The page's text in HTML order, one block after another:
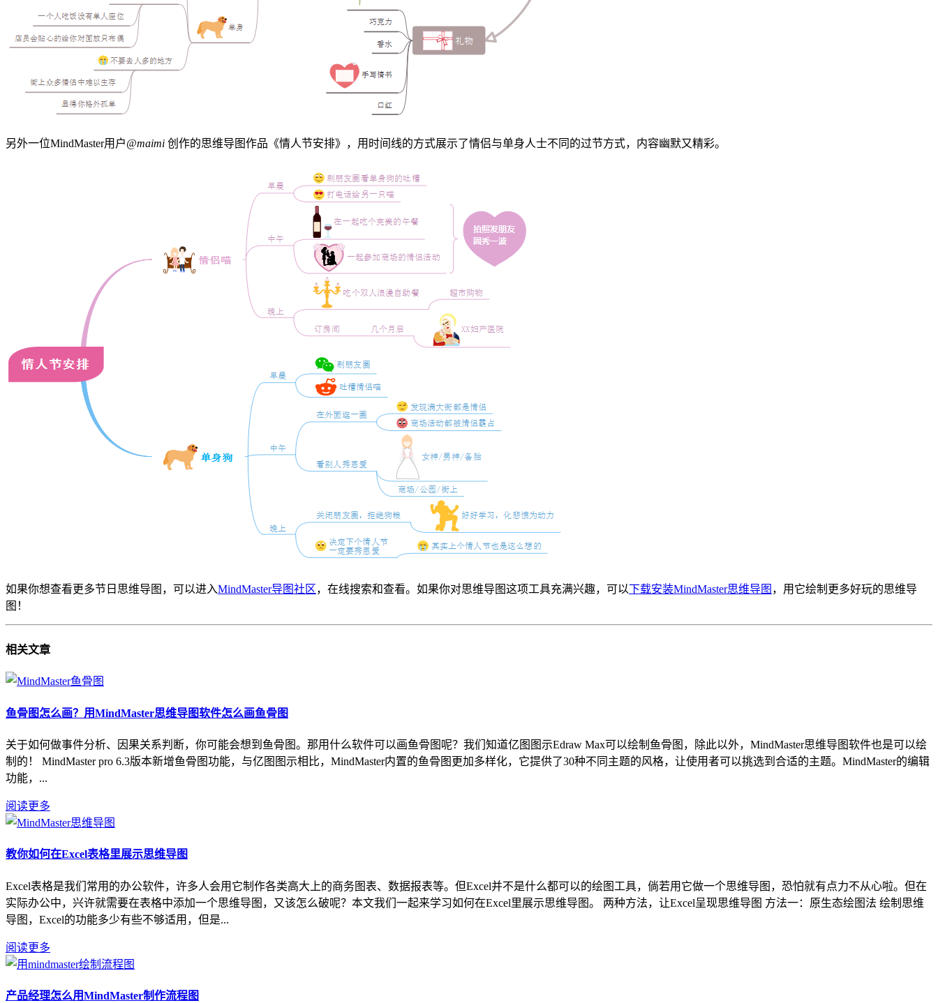
另外一位MindMaster用户@maimi 创作的思维导图作品《情人节安排》，用时间线的方式展示了情侣与单身人士不同的过节方式，内容幽默又精彩。
如果你想查看更多节日思维导图，可以进入MindMaster导图社区，在线搜索和查看。如果你对思维导图这项工具充满兴趣，可以下载安装MindMaster思维导图 ，用它绘制更多好玩的思维导
图！
相关文章
鱼骨图怎么画？用MindMaster思维导图软件怎么画鱼骨图
关于如何做事件分析、因果关系判断，你可能会想到鱼骨图。那用什么软件可以画鱼骨图呢？我们知道亿图图示Edraw Max可以绘制鱼骨图，除此以外，MindMaster思维导图软件也是可以绘
制的！ MindMaster pro 6.3版本新增鱼骨图功能，与亿图图示相比，MindMaster内置的鱼骨图更加多样化，它提供了30种不同主题的风格，让使用者可以挑选到合适的主题。MindMaster的编辑
功能，...
阅读更多
教你如何在Excel表格里展示思维导图
Excel表格是我们常用的办公软件，许多人会用它制作各类高大上的商务图表、数据报表等。但Excel并不是什么都可以的绘图工具，倘若用它做一个思维导图，恐怕就有点力不从心啦。但在
实际办公中，兴许就需要在表格中添加一个思维导图，又该怎么破呢？本文我们一起来学习如何在Excel里展示思维导图。 两种方法，让Excel呈现思维导图 方法一：原生态绘图法 绘制思维
导图，Excel的功能多少有些不够适用，但是...
阅读更多
产品经理怎么用MindMaster制作流程图